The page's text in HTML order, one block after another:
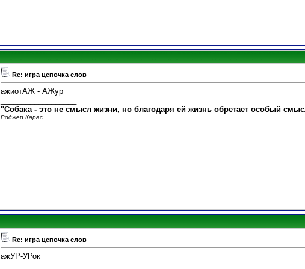
Re: игра цепочка слов
ажиотАЖ - АЖур
"Собака - это не смысл жизни, но благодаря ей жизнь обретает особый
Роджер Карас
Re: игра цепочка слов
ажУР-УРок